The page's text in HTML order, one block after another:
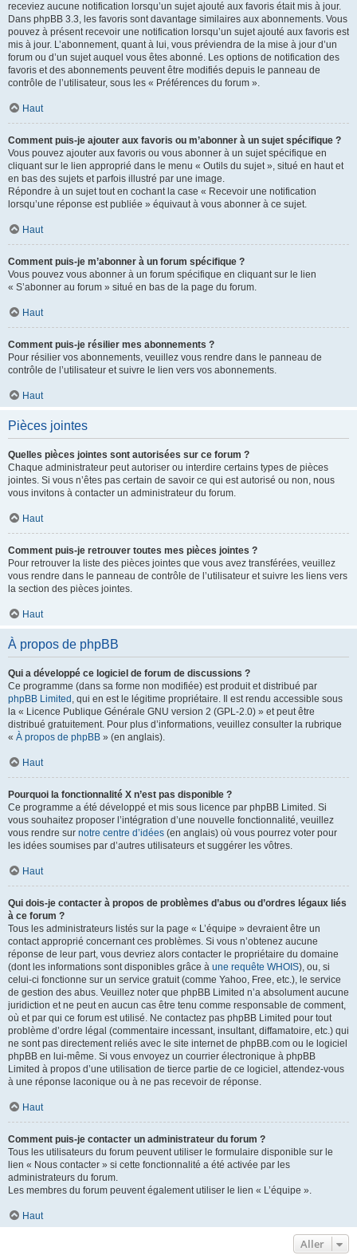
receviez aucune notification lorsqu’un sujet ajouté aux favoris était mis à jour.
Dans phpBB 3.3, les favoris sont davantage similaires aux abonnements. Vous
pouvez à présent recevoir une notification lorsqu’un sujet ajouté aux favoris est
mis à jour. L’abonnement, quant à lui, vous préviendra de la mise à jour d’un
forum ou d’un sujet auquel vous êtes abonné. Les options de notification des
favoris et des abonnements peuvent être modifiés depuis le panneau de
contrôle de l’utilisateur, sous les « Préférences du forum ».
Haut
Comment puis-je ajouter aux favoris ou m’abonner à un sujet spécifique ?
Vous pouvez ajouter aux favoris ou vous abonner à un sujet spécifique en
cliquant sur le lien approprié dans le menu « Outils du sujet », situé en haut et
en bas des sujets et parfois illustré par une image.
Répondre à un sujet tout en cochant la case « Recevoir une notification
lorsqu’une réponse est publiée » équivaut à vous abonner à ce sujet.
Haut
Comment puis-je m’abonner à un forum spécifique ?
Vous pouvez vous abonner à un forum spécifique en cliquant sur le lien
« S’abonner au forum » situé en bas de la page du forum.
Haut
Comment puis-je résilier mes abonnements ?
Pour résilier vos abonnements, veuillez vous rendre dans le panneau de
contrôle de l’utilisateur et suivre le lien vers vos abonnements.
Haut
Pièces jointes
Quelles pièces jointes sont autorisées sur ce forum ?
Chaque administrateur peut autoriser ou interdire certains types de pièces
jointes. Si vous n’êtes pas certain de savoir ce qui est autorisé ou non, nous
vous invitons à contacter un administrateur du forum.
Haut
Comment puis-je retrouver toutes mes pièces jointes ?
Pour retrouver la liste des pièces jointes que vous avez transférées, veuillez
vous rendre dans le panneau de contrôle de l’utilisateur et suivre les liens vers
la section des pièces jointes.
Haut
À propos de phpBB
Qui a développé ce logiciel de forum de discussions ?
Ce programme (dans sa forme non modifiée) est produit et distribué par
phpBB Limited , qui en est le légitime propriétaire. Il est rendu accessible sous
la « Licence Publique Générale GNU version 2 (GPL-2.0) » et peut être
distribué gratuitement. Pour plus d’informations, veuillez consulter la rubrique
« À propos de phpBB » (en anglais).
Haut
Pourquoi la fonctionnalité X n’est pas disponible ?
Ce programme a été développé et mis sous licence par phpBB Limited. Si
vous souhaitez proposer l’intégration d’une nouvelle fonctionnalité, veuillez
vous rendre sur notre centre d’idées (en anglais) où vous pourrez voter pour
les idées soumises par d’autres utilisateurs et suggérer les vôtres.
Haut
Qui dois-je contacter à propos de problèmes d’abus ou d’ordres légaux liés
à ce forum ?
Tous les administrateurs listés sur la page « L’équipe » devraient être un
contact approprié concernant ces problèmes. Si vous n’obtenez aucune
réponse de leur part, vous devriez alors contacter le propriétaire du domaine
(dont les informations sont disponibles grâce à une requête WHOIS), ou, si
celui-ci fonctionne sur un service gratuit (comme Yahoo, Free, etc.), le service
de gestion des abus. Veuillez noter que phpBB Limited n’a absolument aucune
juridiction et ne peut en aucun cas être tenu comme responsable de comment,
où et par qui ce forum est utilisé. Ne contactez pas phpBB Limited pour tout
problème d’ordre légal (commentaire incessant, insultant, diffamatoire, etc.) qui
ne sont pas directement reliés avec le site internet de phpBB.com ou le logiciel
phpBB en lui-même. Si vous envoyez un courrier électronique à phpBB
Limited à propos d’une utilisation de tierce partie de ce logiciel, attendez-vous
à une réponse laconique ou à ne pas recevoir de réponse.
Haut
Comment puis-je contacter un administrateur du forum ?
Tous les utilisateurs du forum peuvent utiliser le formulaire disponible sur le
lien « Nous contacter » si cette fonctionnalité a été activée par les
administrateurs du forum.
Les membres du forum peuvent également utiliser le lien « L’équipe ».
Haut
Aller